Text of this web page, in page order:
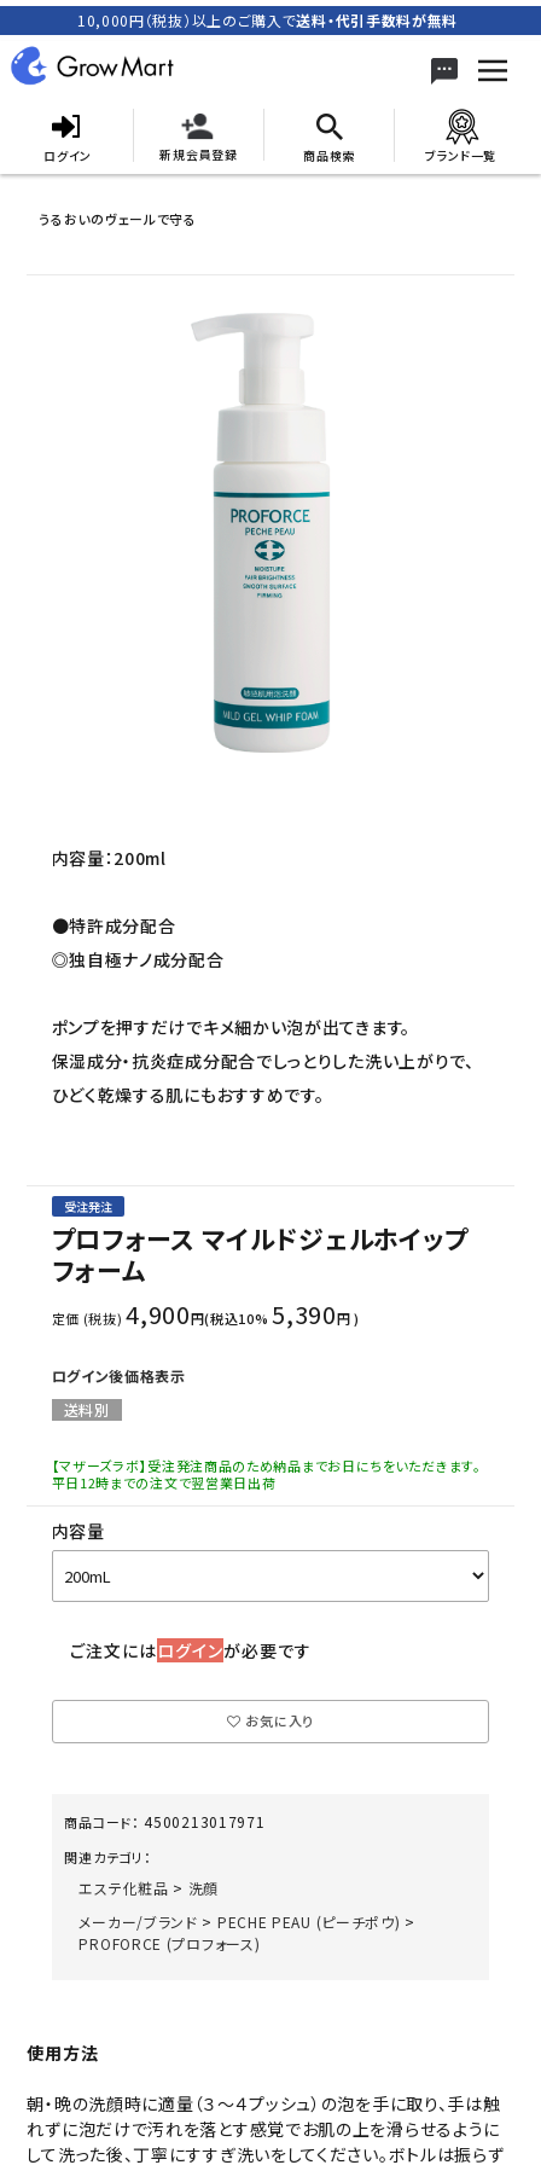
10,000円（税抜）以上のご購入で送料・代引手数料が無料
ログイン 新規会員登録 商品検索 ブランド一覧
新規会員登録
お問い合わせ
うるおいのヴェールで守る
内容量：200ml
●特許成分配合
◎独自極ナノ成分配合
ポンプを押すだけでキメ細かい泡が出てきます。
保湿成分・抗炎症成分配合でしっとりした洗い上がりで、
ひどく乾燥する肌にもおすすめです。
受注発注
プロフォース マイルドジェルホイップ
フォーム
定価 (税抜) 4,900円(税込10% 5,390円 )
ログイン後価格表示
送料別
【マザーズラボ】受注発注商品のため納品までお日にちをいただきます。
平日12時までの注文で翌営業日出荷
内容量
ご注文にはログインが必要です
お気に入り
商品コード： 4500213017971
関連カテゴリ：
エステ化粧品 > 洗顔
メーカー/ブランド > PECHE PEAU (ピーチポウ) >
PROFORCE (プロフォース)
使用方法
朝・晩の洗顔時に適量（３～４プッシュ）の泡を手に取り、手は触
れずに泡だけで汚れを落とす感覚でお肌の上を滑らせるように
して洗った後、丁寧にすすぎ洗いをしてください。ボトルは振らず